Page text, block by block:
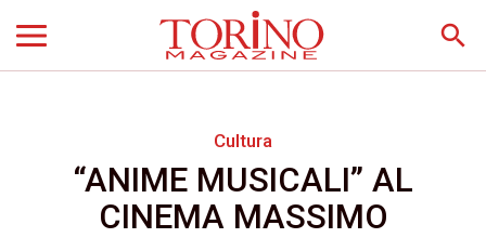
search
Cultura
“ANIME MUSICALI” AL
CINEMA MASSIMO